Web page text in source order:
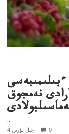
نەمجوق
..
4 جىل بۇرىن 0